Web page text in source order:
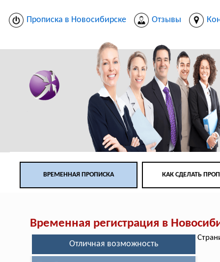
Прописка в Новосибирске Отзывы
ВРЕМЕННАЯ ПРОПИСКА КАК СДЕЛАТЬ
Временная регистрация в
Отличная возможность